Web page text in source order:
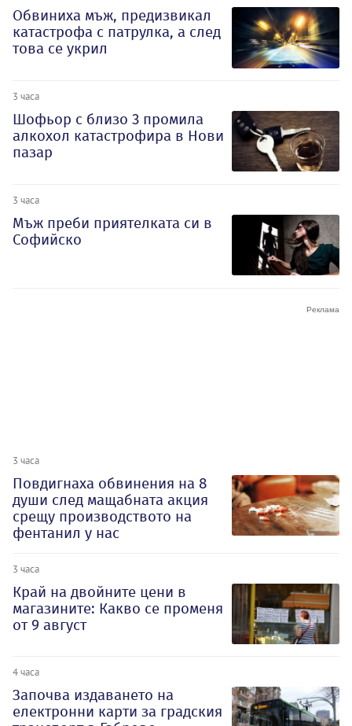
Обвиниха мъж, предизвикал
катастрофа с патрулка, а след
това се укрил
3 часа
Шофьор с близо 3 промила
алкохол катастрофира в Нови
пазар
3 часа
Мъж преби приятелката си в
Софийско
3 часа
Повдигнаха обвинения на 8
души след мащабната акция
срещу производството на
фентанил у нас
3 часа
Край на двойните цени в
магазините: Какво се променя
от 9 август
4 часа
Започва издаването на
електронни карти за градския